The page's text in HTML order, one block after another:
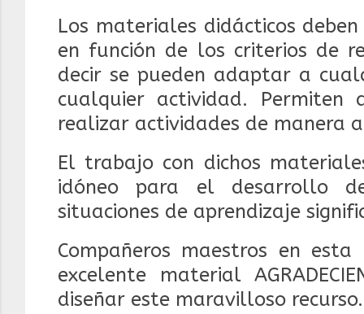
Los materiales didácticos
en función de los criterios de
decir se pueden adaptar a
cualquier actividad.
realizar actividades de manera
El trabajo con dichos
idóneo para el desarrollo
situaciones de aprendizaje
Compañeros maestros en
excelente material
diseñar este maravilloso recurso.